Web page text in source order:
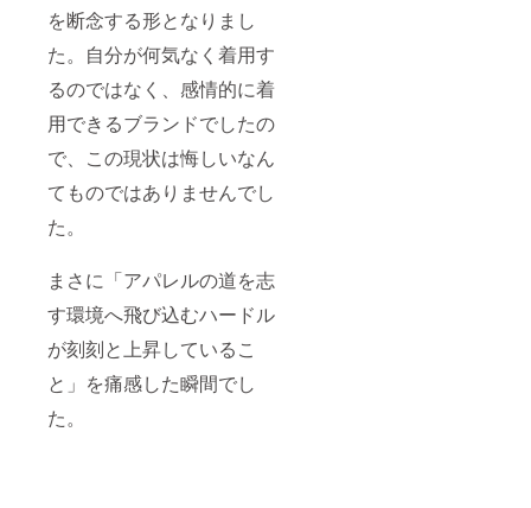
を断念する形となりまし
た。自分が何気なく着用す
るのではなく、感情的に着
用できるブランドでしたの
で、この現状は悔しいなん
てものではありませんでし
た。
まさに「アパレルの道を志
す環境へ飛び込むハードル
が刻刻と上昇しているこ
と」を痛感した瞬間でし
た。